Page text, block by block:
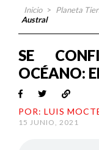
Inicio > Planeta
Austral
SE
OCÉANO:
POR: LUIS
15 JUNIO, 2021